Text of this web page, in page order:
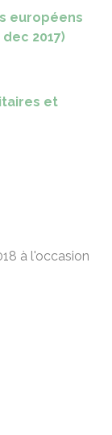
européens
2017)
et
à l'occasion